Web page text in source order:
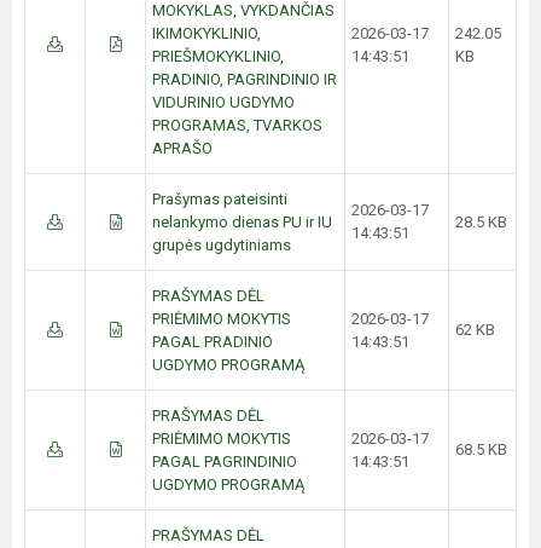
MOKYKLAS, VYKDANČIAS
IKIMOKYKLINIO,
PRIEŠMOKYKLINIO,
PRADINIO, PAGRINDINIO IR
VIDURINIO UGDYMO
PROGRAMAS, TVARKOS
APRAŠO
2026-03-17
14:43:51
242.05
KB
Prašymas pateisinti
nelankymo dienas PU ir IU
grupės ugdytiniams
2026-03-17
14:43:51
28.5 KB
PRAŠYMAS DĖL
PRIĖMIMO MOKYTIS
PAGAL PRADINIO
UGDYMO PROGRAMĄ
2026-03-17
14:43:51
62 KB
PRAŠYMAS DĖL
PRIĖMIMO MOKYTIS
PAGAL PAGRINDINIO
UGDYMO PROGRAMĄ
2026-03-17
14:43:51
68.5 KB
PRAŠYMAS DĖL